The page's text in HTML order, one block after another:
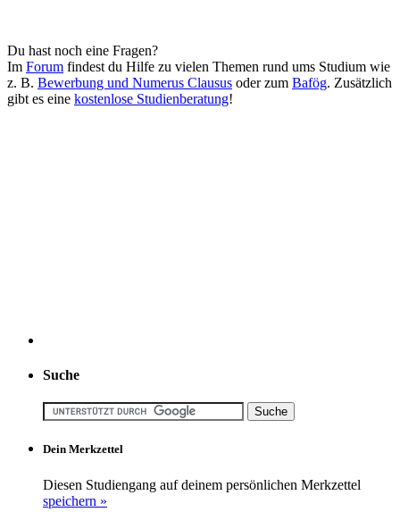
Du hast noch eine Fragen?
Im Forum findest du Hilfe zu vielen Themen rund ums Studium wie
z. B. Bewerbung und Numerus Clausus oder zum Bafög. Zusätzlich
gibt es eine kostenlose Studienberatung!
Suche
Dein Merkzettel
Diesen Studiengang auf deinem persönlichen Merkzettel
speichern »